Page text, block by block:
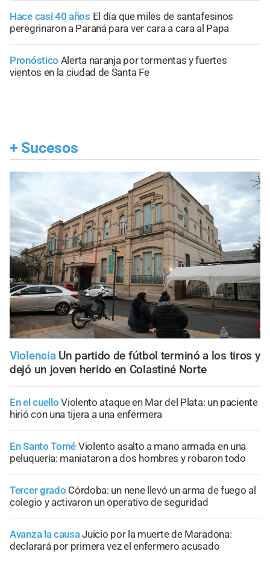
Hace casi 40 años El día que miles de santafesinos
peregrinaron a Paraná para ver cara a cara al Papa
Pronóstico Alerta naranja por tormentas y fuertes
vientos en la ciudad de Santa Fe
+ Sucesos
Violencia Un partido de fútbol terminó a los tiros y
dejó un joven herido en Colastiné Norte
En el cuello Violento ataque en Mar del Plata: un paciente
hirió con una tijera a una enfermera
En Santo Tomé Violento asalto a mano armada en una
peluquería: maniataron a dos hombres y robaron todo
Tercer grado Córdoba: un nene llevó un arma de fuego al
colegio y activaron un operativo de seguridad
Avanza la causaJuicio por la muerte de Maradona:
declarará por primera vez el enfermero acusado